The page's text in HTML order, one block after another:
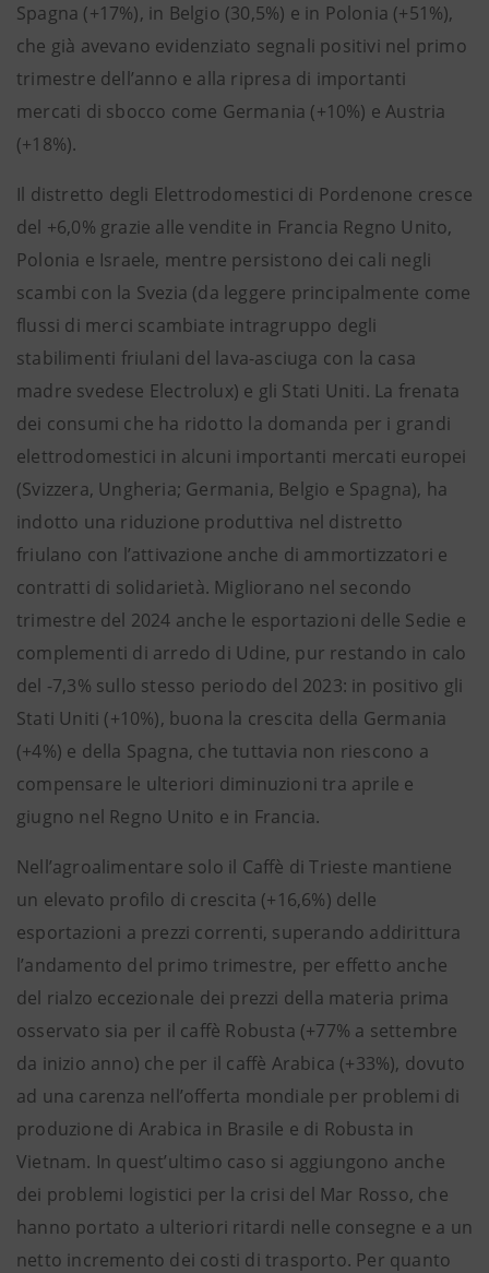
Spagna (+17%), in Belgio (30,5%) e in Polonia (+51%),
che già avevano evidenziato segnali positivi nel primo
trimestre dell’anno e alla ripresa di importanti
mercati di sbocco come Germania (+10%) e Austria
(+18%).
Il distretto degli Elettrodomestici di Pordenone cresce
del +6,0% grazie alle vendite in Francia Regno Unito,
Polonia e Israele, mentre persistono dei cali negli
scambi con la Svezia (da leggere principalmente come
flussi di merci scambiate intragruppo degli
stabilimenti friulani del lava-asciuga con la casa
madre svedese Electrolux) e gli Stati Uniti. La frenata
dei consumi che ha ridotto la domanda per i grandi
elettrodomestici in alcuni importanti mercati europei
(Svizzera, Ungheria; Germania, Belgio e Spagna), ha
indotto una riduzione produttiva nel distretto
friulano con l’attivazione anche di ammortizzatori e
contratti di solidarietà. Migliorano nel secondo
trimestre del 2024 anche le esportazioni delle Sedie e
complementi di arredo di Udine, pur restando in calo
del -7,3% sullo stesso periodo del 2023: in positivo gli
Stati Uniti (+10%), buona la crescita della Germania
(+4%) e della Spagna, che tuttavia non riescono a
compensare le ulteriori diminuzioni tra aprile e
giugno nel Regno Unito e in Francia.
Nell’agroalimentare solo il Caffè di Trieste mantiene
un elevato profilo di crescita (+16,6%) delle
esportazioni a prezzi correnti, superando addirittura
l’andamento del primo trimestre, per effetto anche
del rialzo eccezionale dei prezzi della materia prima
osservato sia per il caffè Robusta (+77% a settembre
da inizio anno) che per il caffè Arabica (+33%), dovuto
ad una carenza nell’offerta mondiale per problemi di
produzione di Arabica in Brasile e di Robusta in
Vietnam. In quest’ultimo caso si aggiungono anche
dei problemi logistici per la crisi del Mar Rosso, che
hanno portato a ulteriori ritardi nelle consegne e a un
netto incremento dei costi di trasporto. Per quanto